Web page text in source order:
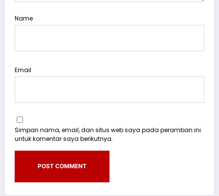
Name
Email
Simpan nama, email, dan situs web saya pada peramban ini
untuk komentar saya berikutnya.